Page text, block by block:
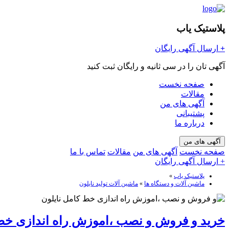
پلاستیک یاب
+ ارسال آگهی رایگان
آگهی تان را در سی ثانیه و رایگان ثبت کنید
صفحه نخست
مقالات
آگهی های من
پشتیبانی
درباره ما
آگهی های من
صفحه نخست آگهی های من مقالات تماس با ما
+ ارسال آگهی رایگان
پلاستیک یاب »
ماشین آلات و دستگاه ها » ماشین آلات تولید نایلون
خرید و فروش و نصب ،اموزش راه اندازی